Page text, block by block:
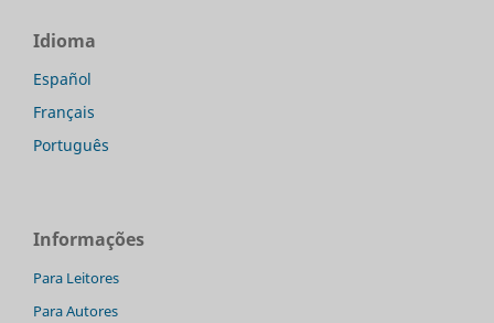
Idioma
Español
Français
Português
Informações
Para Leitores
Para Autores